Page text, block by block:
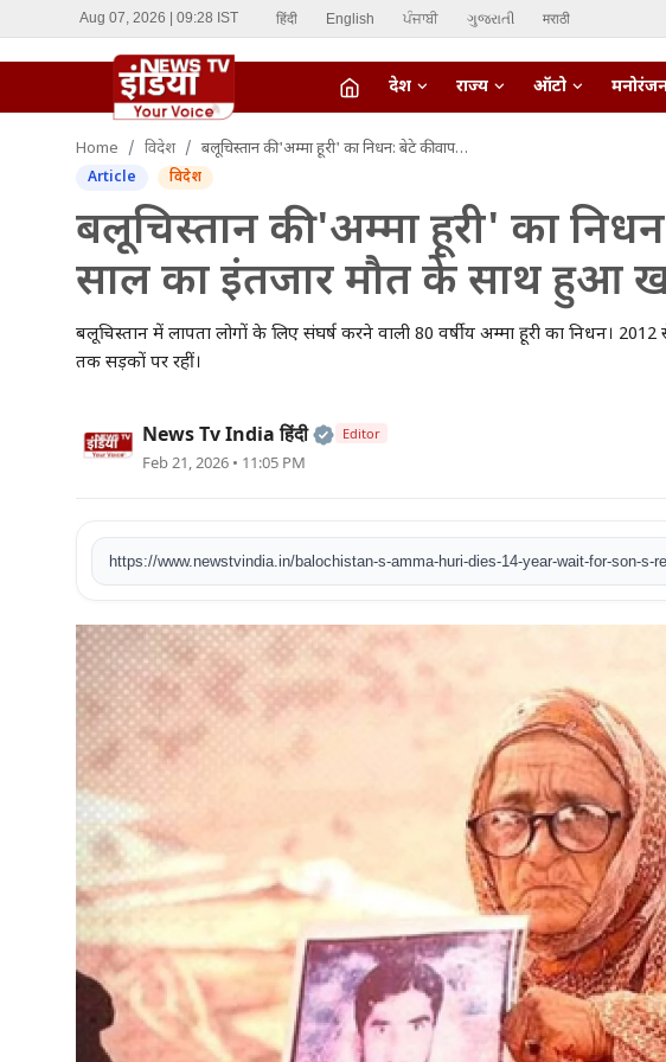
Aug 07, 2026 | 09:28 IST हिंदी English ਪੰਜਾਬੀ ગુજરાતી मराठी
देश राज्य ऑटो
LIVE TV
लाइफस्टाइल
Home विदेश बलूचिस्तान की 'अम्मा हूरी' का निधन: बेटे की वापसी का 14 साल का इंतजार मौत के साथ हुआ खत्म
Article विदेश
बलूचिस्तान की 'अम्मा हूरी' का
साल का इंतजार मौत के साथ हुआ
बलूचिस्तान में लापता लोगों के लिए संघर्ष करने वाली 80 वर्षीय अम्मा हूरी का निधन।
तक सड़कों पर रहीं।
News Tv India हिंदी Official | Verified Expert • 27 Mar,
Editor
Feb 21, 2026 • 11:05 PM